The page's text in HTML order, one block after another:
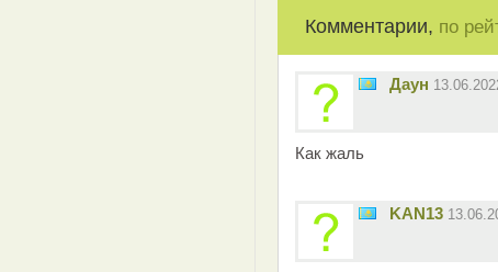
Комментарии, по
Даун
Как жаль
KAN13